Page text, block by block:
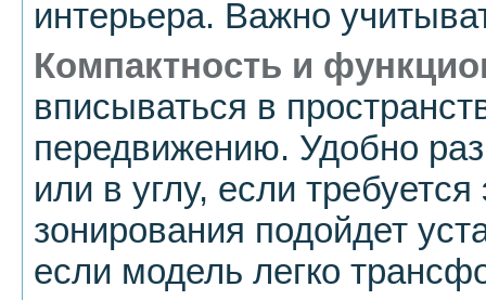
интерьера. Важно
Компактность и
вписываться в
передвижению. Удобно
или в углу, если
зонирования подойдет
если модель легко